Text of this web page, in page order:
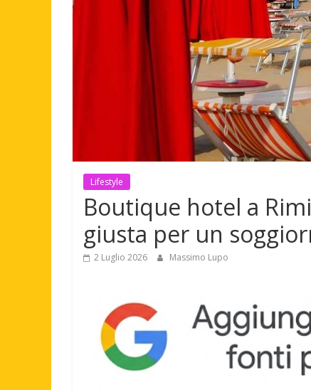
Lifestyle
Boutique hotel a
giusta per un
2 Luglio 2026 Massimo Lupo